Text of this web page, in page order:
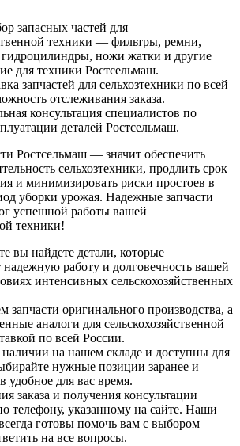
запасных частей для
техники — фильтры, ремни,
ножи жатки и другие
для техники Ростсельмаш.
запчастей для сельхозтехники по всей
отслеживания заказа.
консультация специалистов по
деталей Ростсельмаш.
Ростсельмаш — значит обеспечить
сельхозтехники, продлить срок
и минимизировать риски простоев в
уборки урожая. Надежные запчасти
успешной работы вашей
техники!
вы найдете детали, которые
надежную работу и долговечность вашей
интенсивных сельскохозяйственных
запчасти оригинального производства, а
аналоги для сельскохозяйственной
по всей России.
наличии на нашем складе и доступны для
нужные позиции заранее и
удобное для вас время.
заказа и получения консультации
телефону, указанному на сайте. Наши
готовы помочь вам с выбором
на все вопросы.